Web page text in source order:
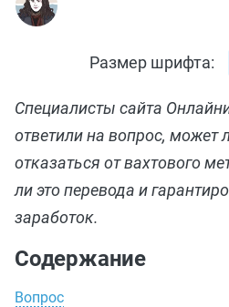
Размер шрифта:
Специалисты сайта
ответили на вопрос, может
отказаться от вахтового
ли это перевода и
заработок.
Содержание
Вопрос